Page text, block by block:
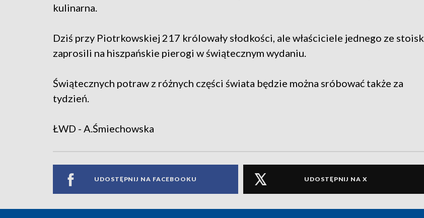
kulinarna.
Dziś przy Piotrkowskiej 217 królowały słodkości, ale właściciele jednego ze stoisk
zaprosili na hiszpańskie pierogi w świątecznym wydaniu.
Świątecznych potraw z różnych części świata będzie można sróbować także za
tydzień.
ŁWD - A.Śmiechowska
UDOSTĘPNIJ NA FACEBOOKU UDOSTĘPNIJ NA X